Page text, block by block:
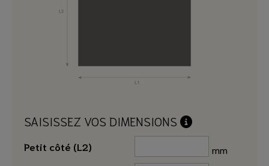
SAISISSEZ VOS DIMENSIONS
Petit côté (L2)
mm